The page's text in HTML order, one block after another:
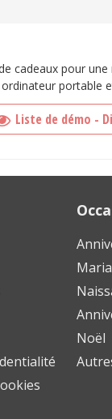
cadeaux pour
portable
Liste de démo -
Noël